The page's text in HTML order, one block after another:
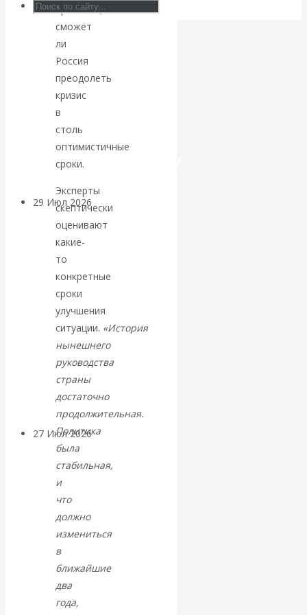
Искусственный
интеллект —
революционный
переход к
посткапитализму
29 Июл 2026
Валентин
Катасонов.
«Мировые
ростовщики»:
вчера и сегодня
27 Июл 2026Мировая
валютная система
Валентин
КАтасонов.
«МЕТОД
ОТМЫВАНИЯ
прогнозы,
сможет
ли
Россия
преодолеть
кризис
в
столь
оптимистичные
сроки.
Эксперты
скептически
оценивают
какие-
то
конкретные
сроки
улучшения
ситуации. «История
нынешнего
руководства
страны
достаточно
продолжительная.
Политика
была
стабильная,
и
что
должно
измениться
в
ближайшие
два
года,